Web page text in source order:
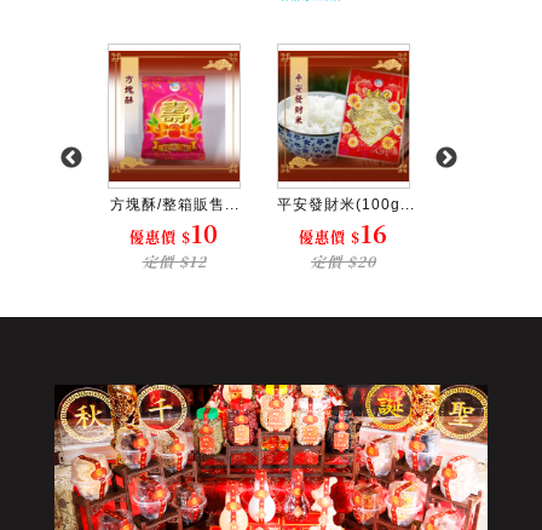
方塊酥/整箱販售...
優惠價 $10
定價 $12
平安發財米(100g...
優惠價 $16
定價 $20